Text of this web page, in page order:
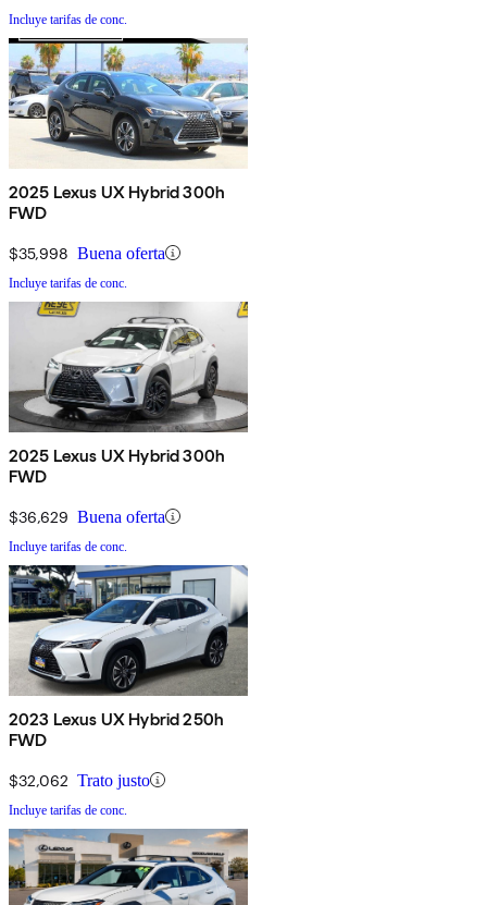
Incluye tarifas de conc.
2025 Lexus UX Hybrid 300h
FWD
$35,998 Buena oferta
Incluye tarifas de conc.
2025 Lexus UX Hybrid 300h
FWD
$36,629 Buena oferta
Incluye tarifas de conc.
2023 Lexus UX Hybrid 250h
FWD
$32,062 Trato justo
Incluye tarifas de conc.